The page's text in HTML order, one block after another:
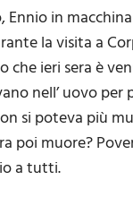
Ennio in
la visita a
che ieri sera è
nell’ uovo
si poteva più
poi muore?
a tutti.